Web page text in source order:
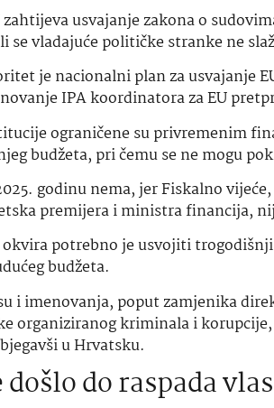
zahtijeva usvajanje zakona o
se vladajuće političke stranke ne
je nacionalni plan za usvajanje
IPA koordinatora za EU
ograničene su privremenim
budžeta, pri čemu se ne mogu
godinu nema, jer Fiskalno
premijera i ministra financija,
potrebno je usvojiti
budžeta.
i imenovanja, poput zamjenika
organiziranog kriminala i
u Hrvatsku.
došlo do raspada